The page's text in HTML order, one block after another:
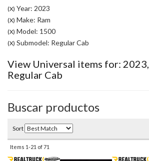
(X) Year: 2023
(X) Make: Ram
(X) Model: 1500
(X) Submodel: Regular Cab
View Universal items for: 2023,
Regular Cab
Buscar productos
Sort
Items 1-21 of71